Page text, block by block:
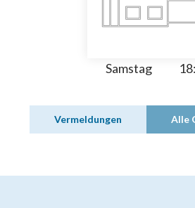
Samstag
Vermeldungen Alle